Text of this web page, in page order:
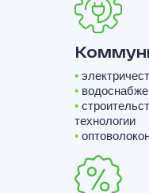
•
•
•
технологии
•